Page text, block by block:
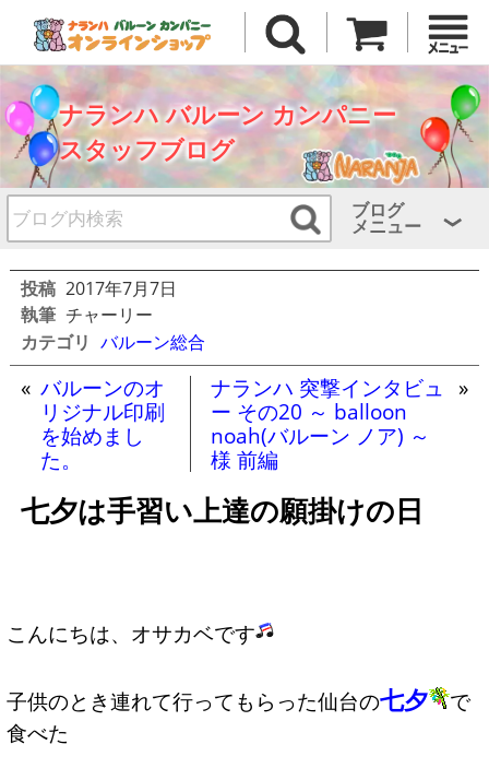
ナランハ バルーン カンパニー
スタッフブログ
ブログ
メニュー
投稿 2017年7月7日
執筆 チャーリー
カテゴリ バルーン総合
« バルーンのオ
リジナル印刷
を始めまし
た。
ナランハ 突撃インタビュ
ー その20 ～ balloon
noah(バルーン ノア) ～
様 前編
»
七夕は手習い上達の願掛けの日
こんにちは、オサカベです
子供のとき連れて行ってもらった仙台の七夕
で
食べた